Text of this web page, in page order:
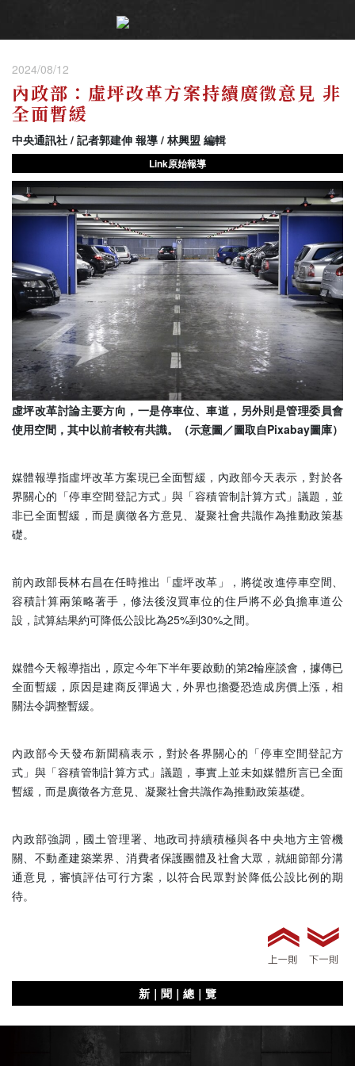
2024/08/12
內政部：虛坪改革方案持續廣徵意見 非
全面暫緩
中央通訊社 / 記者郭建伸 報導 / 林興盟 編輯
Link原始報導
虛坪改革討論主要方向，一是停車位、車道，另外則是管理委員會
使用空間，其中以前者較有共識。（示意圖／圖取自Pixabay圖庫）
媒體報導指虛坪改革方案現已全面暫緩，內政部今天表示，對於各
界關心的「停車空間登記方式」與「容積管制計算方式」議題，並
非已全面暫緩，而是廣徵各方意見、凝聚社會共識作為推動政策基
礎。
前內政部長林右昌在任時推出「虛坪改革」，將從改進停車空間、
容積計算兩策略著手，修法後沒買車位的住戶將不必負擔車道公
設，試算結果約可降低公設比為25%到30%之間。
媒體今天報導指出，原定今年下半年要啟動的第2輪座談會，據傳已
全面暫緩，原因是建商反彈過大，外界也擔憂恐造成房價上漲，相
關法令調整暫緩。
內政部今天發布新聞稿表示，對於各界關心的「停車空間登記方
式」與「容積管制計算方式」議題，事實上並未如媒體所言已全面
暫緩，而是廣徵各方意見、凝聚社會共識作為推動政策基礎。
內政部強調，國土管理署、地政司持續積極與各中央地方主管機
關、不動產建築業界、消費者保護團體及社會大眾，就細節部分溝
通意見，審慎評估可行方案，以符合民眾對於降低公設比例的期
待。
新｜聞｜總｜覽